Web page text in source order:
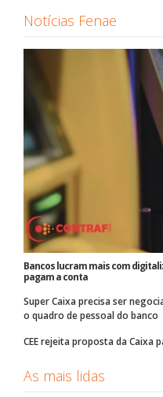
Notícias Fenae
Bancos lucram mais com
pagam a conta
Super Caixa precisa ser
o quadro de pessoal do banco
CEE rejeita proposta da Caixa
As mais lidas